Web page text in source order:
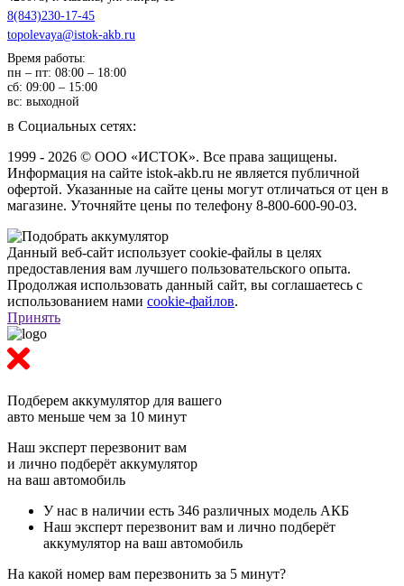
8(843)230-17-45
topolevaya@istok-akb.ru
Время работы:
пн – пт: 08:00 – 18:00
сб: 09:00 – 15:00
вс: выходной
в Социальных сетях:
1999 - 2026 © ООО «ИСТОК». Все права защищены.
Информация на сайте istok-akb.ru не является публичной
офертой. Указанные на сайте цены могут отличаться от цен в
магазине. Уточняйте цены по телефону 8-800-600-90-03.
Данный веб-сайт использует cookie-файлы в целях
предоставления вам лучшего пользовательского опыта.
Продолжая использовать данный сайт, вы соглашаетесь с
использованием нами cookie-файлов.
Принять
Подберем аккумулятор для вашего
авто меньше чем за 10 минут
Наш эксперт перезвонит вам
и лично подберёт аккумулятор
на ваш автомобиль
У нас в наличии есть 346 различных модель АКБ
Наш эксперт перезвонит вам и лично подберёт
аккумулятор на ваш автомобиль
На какой номер вам перезвонить за 5 минут?